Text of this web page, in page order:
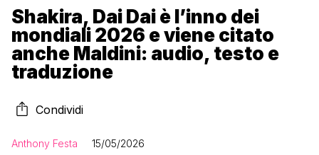
Shakira, Dai Dai è l’inno dei
mondiali 2026 e viene citato
anche Maldini: audio, testo e
traduzione
Condividi
Anthony Festa 15/05/2026